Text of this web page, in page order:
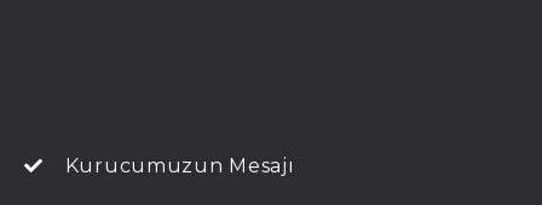
Kurucumuzun Mesajı